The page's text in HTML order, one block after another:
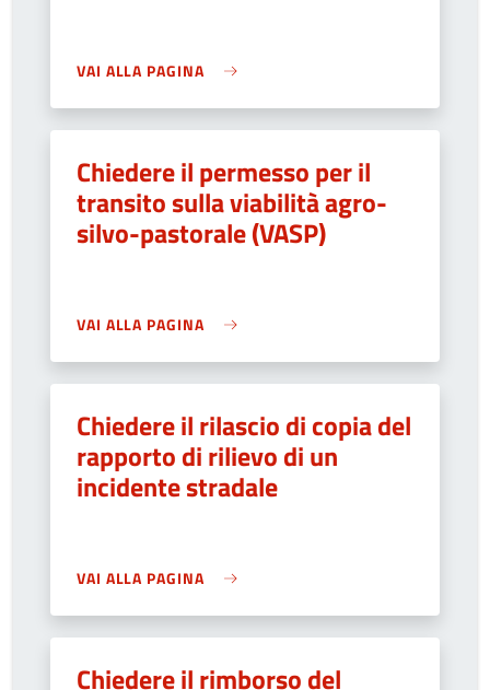
VAI ALLA PAGINA
Chiedere il permesso per il
transito sulla viabilità agro-
silvo-pastorale (VASP)
VAI ALLA PAGINA
Chiedere il rilascio di copia del
rapporto di rilievo di un
incidente stradale
VAI ALLA PAGINA
Chiedere il rimborso del